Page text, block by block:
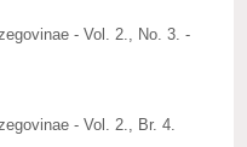
- Vol. 2., No. 3. -
- Vol. 2., Br. 4.